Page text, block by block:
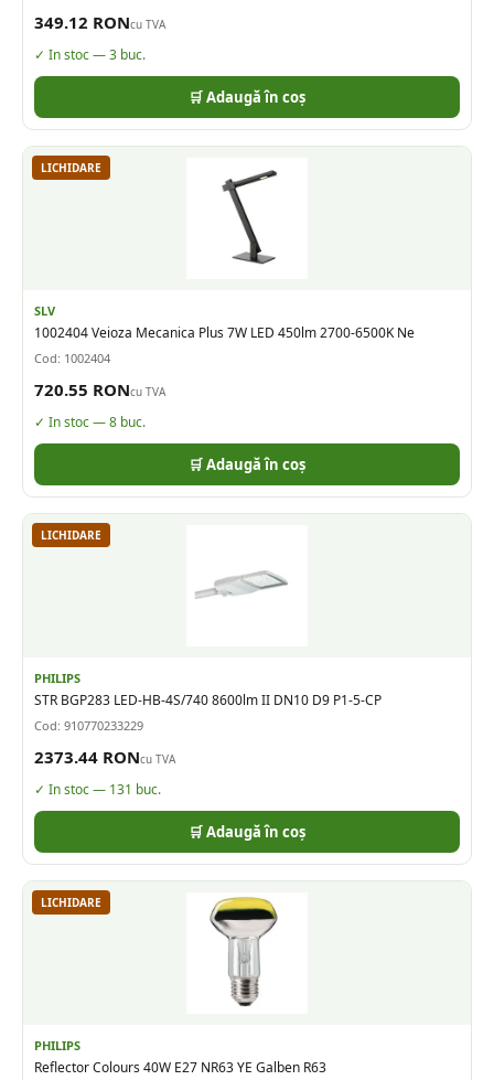
349.12 RONcu TVA
✓ In stoc —3 buc.
🛒 Adaugă în coș
LICHIDARE
SLV
1002404 Veioza Mecanica Plus 7W LED 450lm 2700-6500K Ne
Cod: 1002404
720.55 RONcu TVA
✓ In stoc —8 buc.
🛒 Adaugă în coș
LICHIDARE
PHILIPS
STR BGP283 LED-HB-4S/740 8600lm II DN10 D9 P1-5-CP
Cod: 910770233229
2373.44 RONcu TVA
✓ In stoc — 131 buc.
🛒 Adaugă în coș
LICHIDARE
PHILIPS
Reflector Colours 40W E27 NR63 YE Galben R63